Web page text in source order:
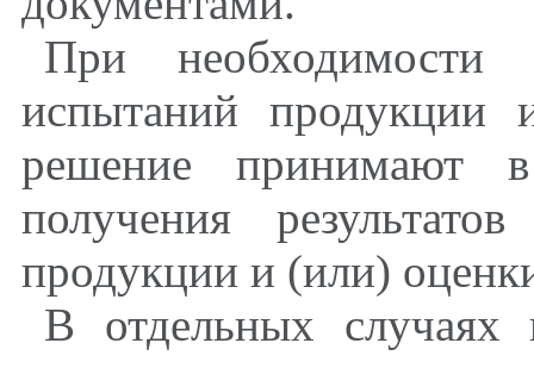
При необходимости
испытаний продукции
решение принимают
получения
продукции и (или)
В отдельных случаях